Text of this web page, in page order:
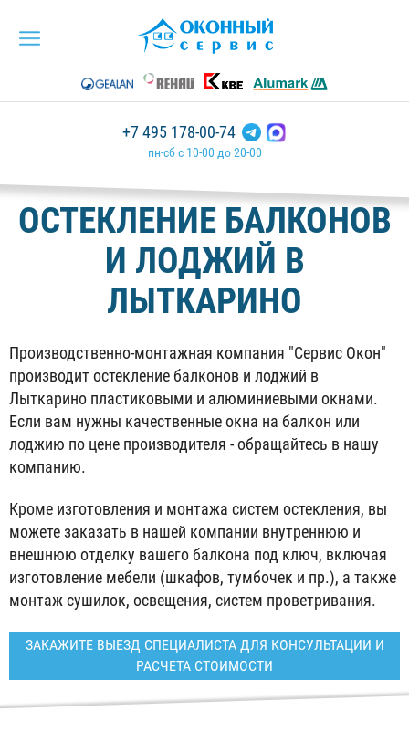
+7 495 178-00-74
пн-сб с 10-00 до 20-00
ОСТЕКЛЕНИЕ БАЛКОНОВ
И ЛОДЖИЙ В
ЛЫТКАРИНО
Производственно-монтажная компания "Сервис Окон"
производит остекление балконов и лоджий в
Лыткарино пластиковыми и алюминиевыми окнами.
Если вам нужны качественные окна на балкон или
лоджию по цене производителя - обращайтесь в нашу
компанию.
Кроме изготовления и монтажа систем остекления, вы
можете заказать в нашей компании внутреннюю и
внешнюю отделку вашего балкона под ключ, включая
изготовление мебели (шкафов, тумбочек и пр.), а также
монтаж сушилок, освещения, систем проветривания.
ЗАКАЖИТЕ ВЫЕЗД СПЕЦИАЛИСТА ДЛЯ КОНСУЛЬТАЦИИ И
РАСЧЕТА СТОИМОСТИ